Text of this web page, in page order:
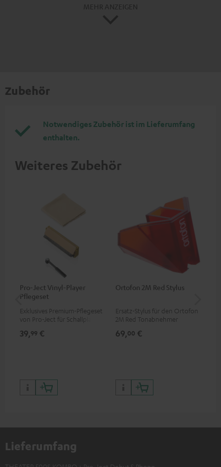
Zubehör
Notwendiges Zubehör ist im Lieferumfang
enthalten.
Weiteres Zubehör
Pro-Ject Vinyl-Player
Pflegeset
Exklusives Premium-Pflegeset
von Pro-Ject für Schallplatten
Webshop erhältlich
39,99 €
Ortofon 2M Red Stylus
Ersatz-Stylus für den Ortofon
2M Red Tonabnehmer
69,00 €
Lieferumfang